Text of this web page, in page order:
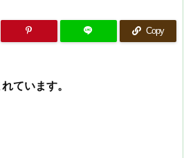
Copy
ています。